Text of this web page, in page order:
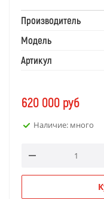
Производитель
Модель
Артикул
620 000 руб
Наличие: много